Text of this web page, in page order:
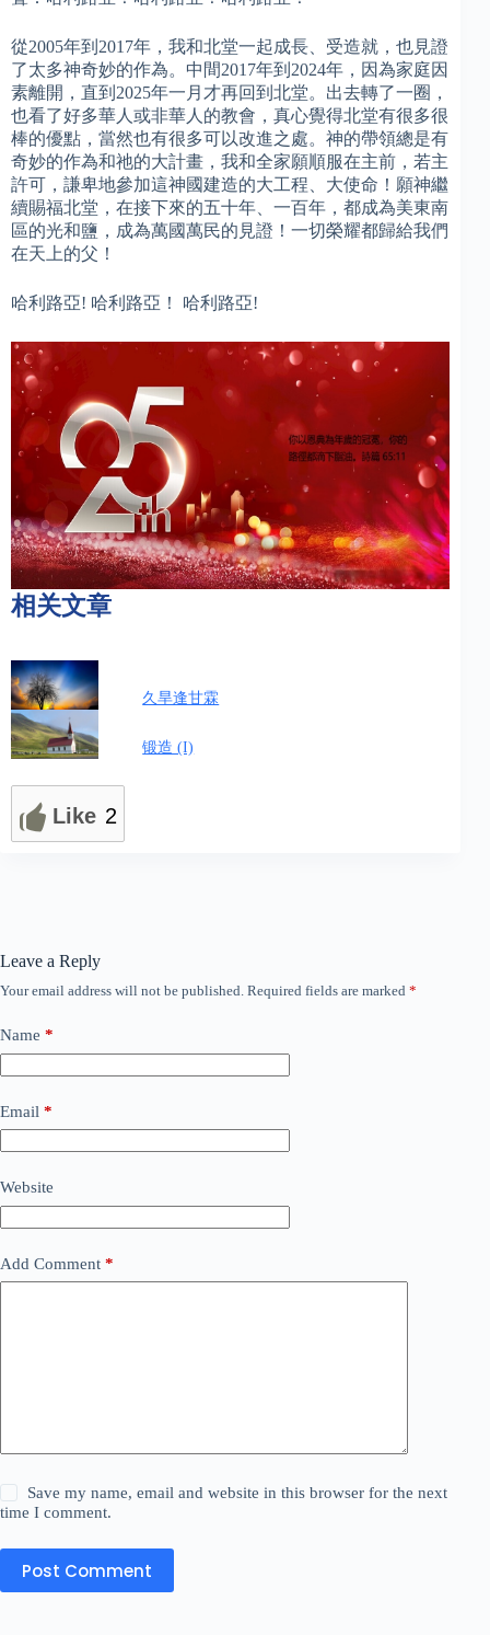
從2005年到2017年，我和北堂一起成長、受造就，也見證
了太多神奇妙的作為。中間2017年到2024年，因為家庭因
素離開，直到2025年一月才再回到北堂。出去轉了一圈，
也看了好多華人或非華人的教會，真心覺得北堂有很多很
棒的優點，當然也有很多可以改進之處。神的帶領總是有
奇妙的作為和祂的大計畫，我和全家願順服在主前，若主
許可，謙卑地參加這神國建造的大工程、大使命！願神繼
續賜福北堂，在接下來的五十年、一百年，都成為美東南
區的光和鹽，成為萬國萬民的見證！一切榮耀都歸給我們
在天上的父！
哈利路亞! 哈利路亞！ 哈利路亞!
相关文章
久旱逢甘霖
锻造 (I)
Like 2
Leave a Reply
Your email address will not be published. Required fields are marked *
Name *
Email *
Website
Add Comment *
Save my name, email and website in this browser for the next
time I comment.
Post Comment